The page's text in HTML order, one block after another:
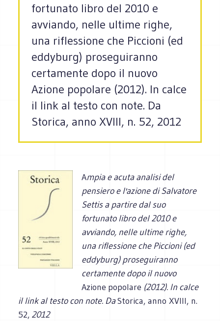
fortunato libro del 2010 e
avviando, nelle ultime righe,
una riflessione che Piccioni (ed
eddyburg) proseguiranno
certamente dopo il nuovo
Azione popolare (2012). In calce
il link al testo con note. Da
Storica, anno XVIII, n. 52, 2012
Ampia e acuta analisi del
pensiero e l'azione di Salvatore
Settis a partire dal suo
fortunato libro del 2010 e
avviando, nelle ultime righe,
una riflessione che Piccioni (ed
eddyburg) proseguiranno
certamente dopo il nuovo
Azione popolare (2012). In calce
il link al testo con note. DaStorica, anno XVIII, n.
52, 2012